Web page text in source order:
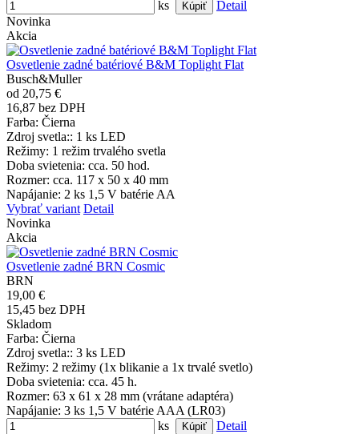
ks
Detail
Novinka
Akcia
Osvetlenie zadné batériové B&M Toplight Flat
Busch&Muller
od 20,75 €
16,87 bez DPH
Farba: Čierna
Zdroj svetla:: 1 ks LED
Režimy: 1 režim trvalého svetla
Doba svietenia: cca. 50 hod.
Rozmer: cca. 117 x 50 x 40 mm
Napájanie: 2 ks 1,5 V batérie AA
Vybrať variant Detail
Novinka
Akcia
Osvetlenie zadné BRN Cosmic
BRN
19,00 €
15,45 bez DPH
Skladom
Farba: Čierna
Zdroj svetla:: 3 ks LED
Režimy: 2 režimy (1x blikanie a 1x trvalé svetlo)
Doba svietenia: cca. 45 h.
Rozmer: 63 x 61 x 28 mm (vrátane adaptéra)
Napájanie: 3 ks 1,5 V batérie AAA (LR03)
ks
Detail